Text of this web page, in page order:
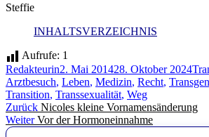
Steffie
INHALTSVERZEICHNIS
Aufrufe: 1
Autor
RedakteurinVeröffentlicht
am
2. Mai 201428. Oktober 2024
Arztbesuch, Leben, Medizin, Recht,
Transition, Transsexualität, Weg
Beitragsnavigation
Zurück Vorheriger
Beitrag:
Nicoles kleine Vornamensänderung
Weiter Nächster
Vor der Hormoneinnahme